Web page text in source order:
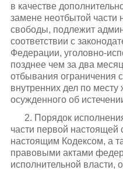
в качестве
замене неотбытой части
свободы, подлежит
соответствии с
Федерации, уголовно-
позднее чем за два
отбывания ограничения
внутренних дел по
осужденного об
2. Порядок
части первой настоящей
настоящим Кодексом, а
правовыми актами
исполнительной